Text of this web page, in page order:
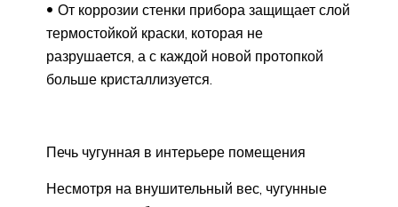
От коррозии стенки прибора защищает слой
термостойкой краски, которая не
разрушается, а с каждой новой протопкой
больше кристаллизуется.
Печь чугунная в интерьере помещения
Несмотря на внушительный вес, чугунные